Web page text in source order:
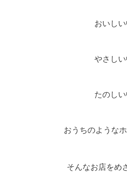
おいし
やさし
たのし
お うちのような
そんなお店をめ